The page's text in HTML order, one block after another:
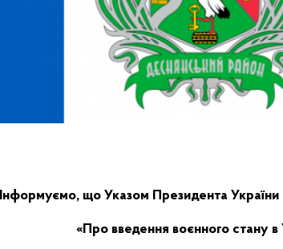
Інформуємо, що Указом Президента
«Про введення воєнного стану в